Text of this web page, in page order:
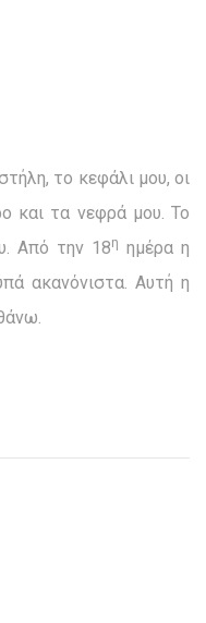
το κεφάλι μου, οι
και τα νεφρά μου. Το
Από την 18η ημέρα η
ακανόνιστα. Αυτή η